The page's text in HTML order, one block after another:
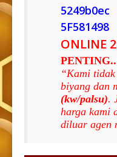
5249b0ec
5F581498
ONLINE
“Kami
biyang dan
(kw/palsu).
harga kami
diluar agen